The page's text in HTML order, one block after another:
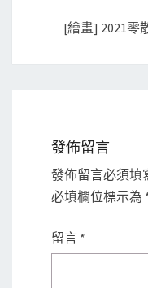
[繪畫] 2021零
發佈留言
發佈留言必須填
必填欄位標示為
留言 *